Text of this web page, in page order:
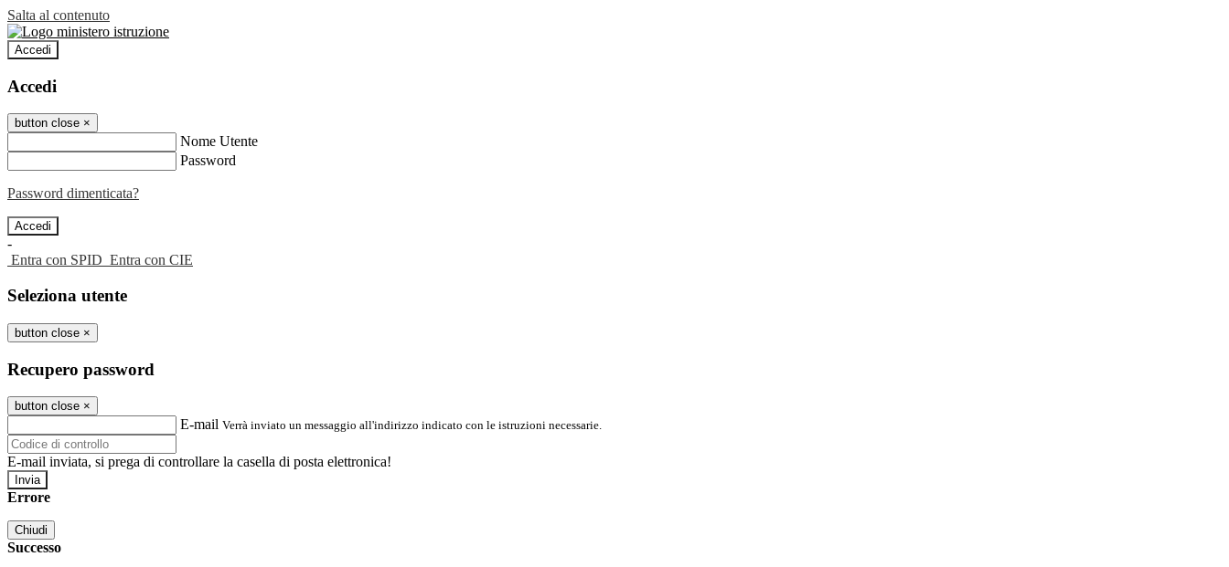
Salta al contenuto
Accedi
Accedi
button close ×
Nome Utente
Password
Password dimenticata?
-
Entra con SPID Entra con CIE
Seleziona utente
button close ×
Recupero password
button close ×
E-mail Verrà inviato un messaggio all'indirizzo indicato con le istruzioni necessarie.
E-mail inviata, si prega di controllare la casella di posta elettronica!
Errore
Chiudi
Successo